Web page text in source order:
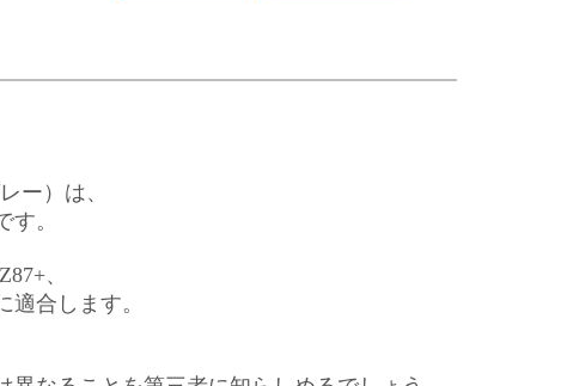
ー）は、
。
、
合します。